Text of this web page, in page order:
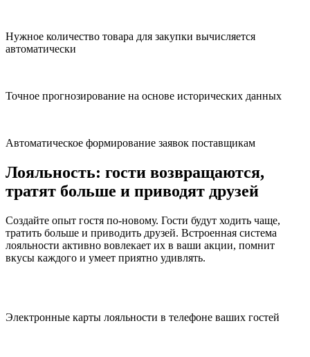
Нужное количество товара для закупки вычисляется
автоматически
Точное прогнозирование на основе исторических данных
Автоматическое формирование заявок поставщикам
Лояльность: гости возвращаются,
тратят больше и приводят друзей
Создайте опыт гостя по-новому. Гости будут ходить чаще,
тратить больше и приводить друзей. Встроенная система
лояльности активно вовлекает их в ваши акции, помнит
вкусы каждого и умеет приятно удивлять.
Электронные карты лояльности в телефоне ваших гостей